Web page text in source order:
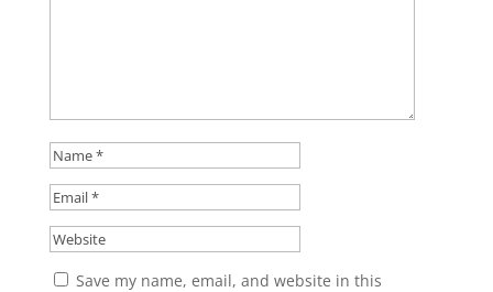
Save my name, email, and website in this